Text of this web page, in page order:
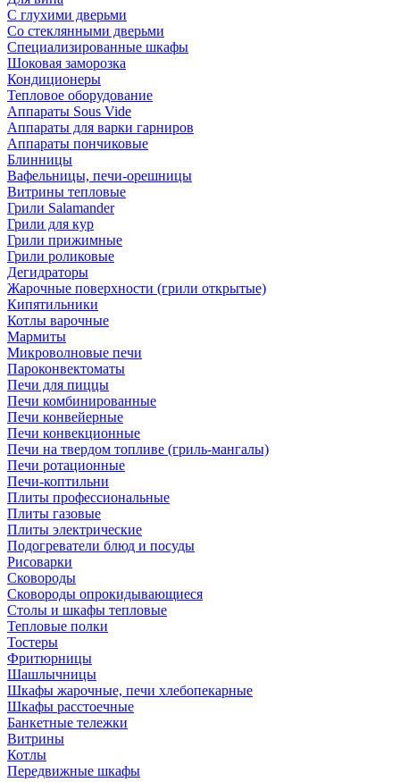
С глухими дверьми
Со стеклянными дверьми
Специализированные шкафы
Шоковая заморозка
Кондиционеры
Тепловое оборудование
Аппараты Sous Vide
Аппараты для варки гарниров
Аппараты пончиковые
Блинницы
Вафельницы, печи-орешницы
Витрины тепловые
Грили Salamander
Грили для кур
Грили прижимные
Грили роликовые
Дегидраторы
Жарочные поверхности (грили открытые)
Кипятильники
Котлы варочные
Мармиты
Микроволновые печи
Пароконвектоматы
Печи для пиццы
Печи комбинированные
Печи конвейерные
Печи конвекционные
Печи на твердом топливе (гриль-мангалы)
Печи ротационные
Печи-коптильни
Плиты профессиональные
Плиты газовые
Плиты электрические
Подогреватели блюд и посуды
Рисоварки
Сковороды
Сковороды опрокидывающиеся
Столы и шкафы тепловые
Тепловые полки
Тостеры
Фритюрницы
Шашлычницы
Шкафы жарочные, печи хлебопекарные
Шкафы расстоечные
Банкетные тележки
Витрины
Котлы
Передвижные шкафы